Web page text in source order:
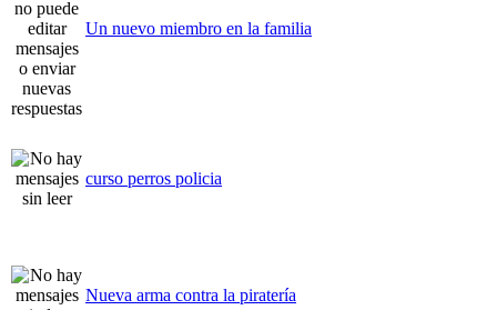
Un nuevo miembro en la familia
curso perros policia
Nueva arma contra la piratería